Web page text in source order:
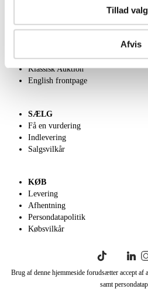
Tillad
Afvis
OM OS
Velgørenhed
Klassisk Auktion
English frontpage
SÆLG
Få en vurdering
Indlevering
Salgsvilkår
KØB
Levering
Afhentning
Persondatapolitik
Købsvilkår
Brug af denne hjemmeside forudsætter accept af
samt